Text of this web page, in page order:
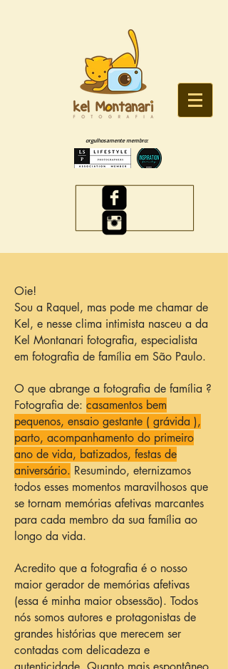
orgulhosamente membro:
Oie!
Sou a Raquel, mas pode me chamar de
Kel, e nesse clima intimista nasceu a da
Kel Montanari fotografia, especialista
em fotografia de família em São Paulo.
O que abrange a fotografia de família ?
Fotografia de: casamentos bem
pequenos, ensaio gestante ( grávida ),
parto, acompanhamento do primeiro
ano de vida, batizados, festas de
aniversário. Resumindo, eternizamos
todos esses momentos maravilhosos que
se tornam memórias afetivas marcantes
para cada membro da sua família ao
longo da vida.
Acredito que a fotografia é o nosso
maior gerador de memórias afetivas
(essa é minha maior obsessão). Todos
nós somos autores e protagonistas de
grandes histórias que merecem ser
contadas com delicadeza e